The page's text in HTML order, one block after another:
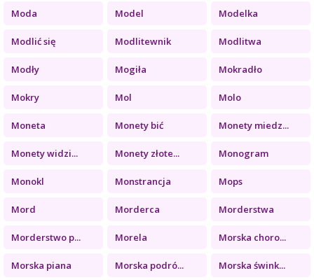
Moda Model Modelka
Modlić się Modlitewnik Modlitwa
Modły Mogiła Mokradło
Mokry Mol Molo
Moneta Monety bić Monety miedz...
Monety widzi... Monety złote... Monogram
Monokl Monstrancja Mops
Mord Morderca Morderstwa
Morderstwo p... Morela Morska choro...
Morska piana Morska podró... Morska śwink...